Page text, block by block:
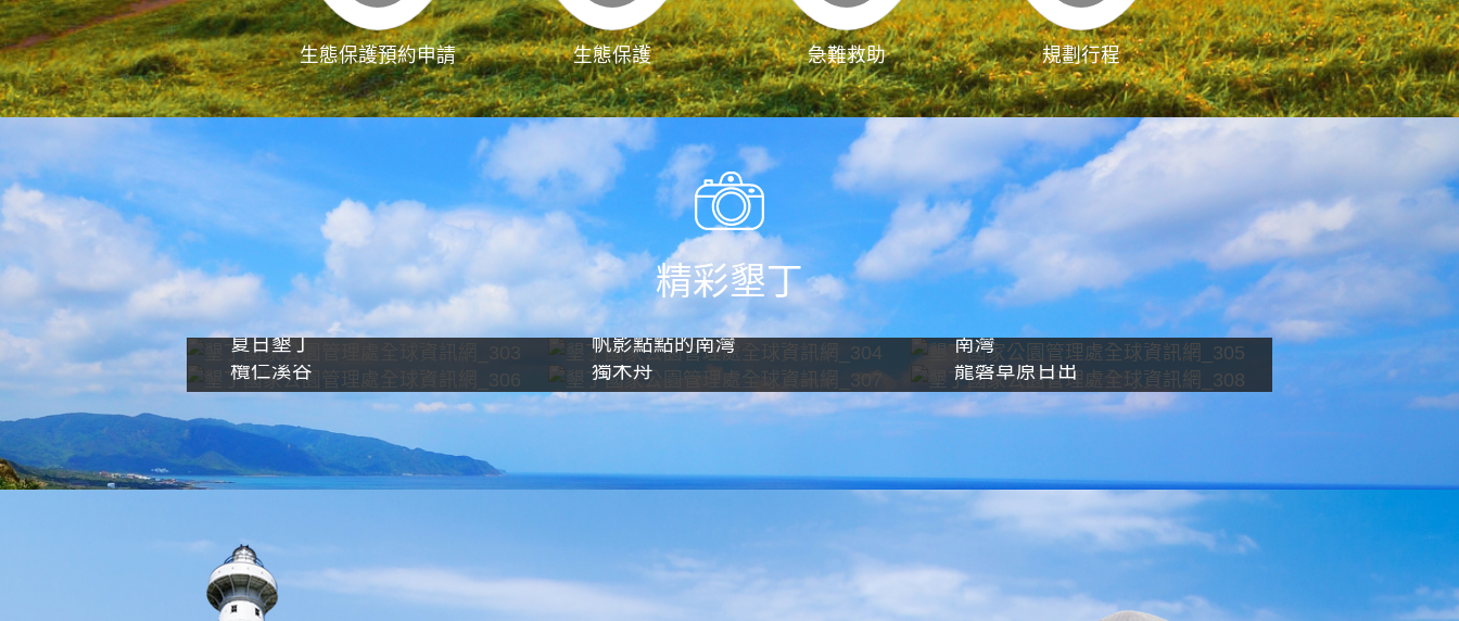
生態保護預約申請 生態保護 急難救助 規劃行程 影像直播
精彩墾丁
夏日墾丁 帆影點點的南灣
南灣
欖仁溪谷
獨木舟 龍磐草原日出